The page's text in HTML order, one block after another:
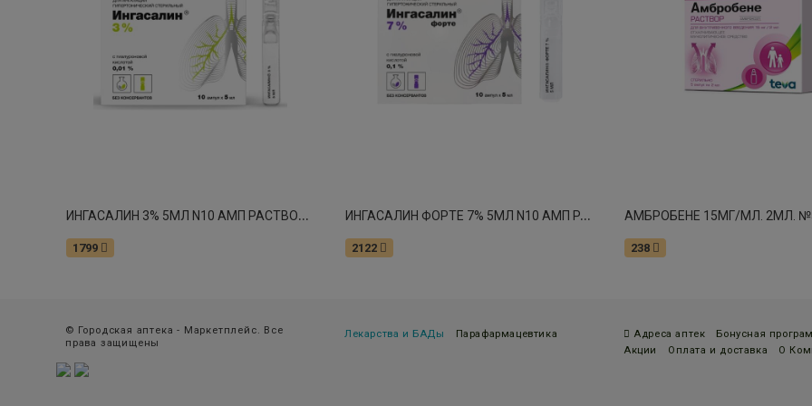
И
НГАСАЛИН 3% 5МЛ N10 АМП РАСТВОР ДЛЯ ИНГАЛЯЦИЙ ГИПЕРТОНИЧЕСКИЙ СТЕР
1799
И
НГАСАЛИН ФОРТЕ 7% 5МЛ N10 АМП РАСТВОР ДЛЯ ИНГАЛЯЦИЙ ГИПЕРТОНИЧЕСКИЙ СТЕР
2122 238
© Городская аптека - Маркетплейс. Все
права защищены
Лекарства и БАДы Парафармацевтика Адреса аптек
Бонусная
Акции
Оплата и доставка О